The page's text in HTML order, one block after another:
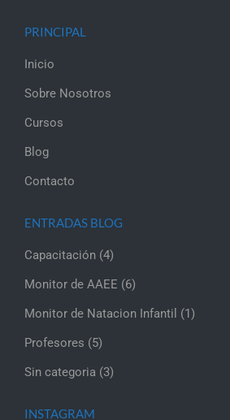
PRINCIPAL
Inicio
Sobre Nosotros
Cursos
Blog
Contacto
ENTRADAS BLOG
Capacitación (4)
Monitor de AAEE (6)
Monitor de Natacion Infantil (1)
Profesores (5)
Sin categoria (3)
INSTAGRAM